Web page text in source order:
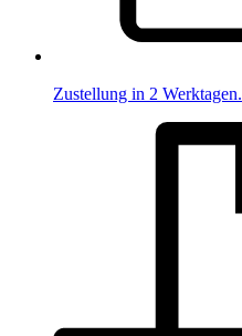
Zustellung in 2 Werktagen.